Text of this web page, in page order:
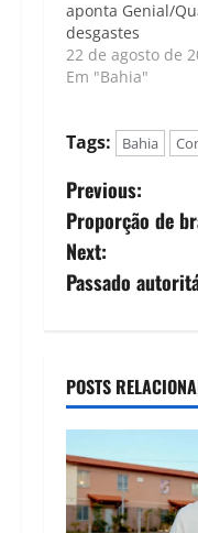
aponta Genial/
desgastes
22 de agosto de
Em "Bahia"
Tags: Bahia
P
o
s
n
a
v
i
Previous:
Proporção de
Next:
Passado
POSTS